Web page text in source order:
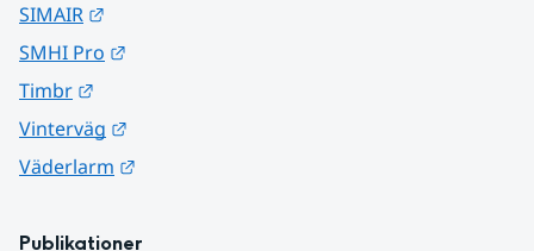
SIMAIR
SMHI Pro
Timbr
Vinterväg
Väderlarm
Publikationer